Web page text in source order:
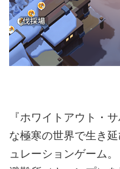
『ホワイトアウト・
な極寒の世界で生き
ュレーションゲーム。